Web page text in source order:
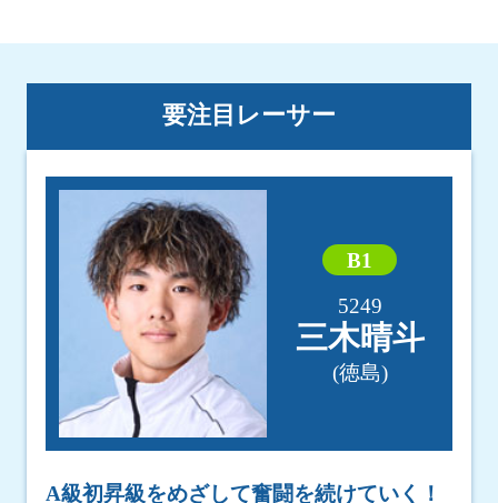
要注目レーサー
B1
5249
三木晴斗
(徳島)
A級初昇級をめざして奮闘を続けていく！